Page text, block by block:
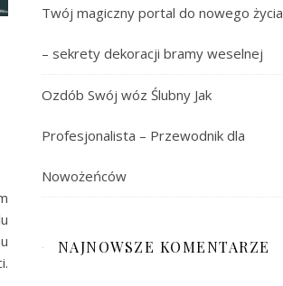
Twój magiczny portal do nowego życia
– sekrety dekoracji bramy weselnej
Ozdób Swój wóz Ślubny Jak
Profesjonalista – Przewodnik dla
Nowożeńców
NAJNOWSZE KOMENTARZE